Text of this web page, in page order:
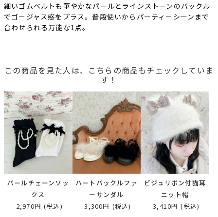
細いゴムベルトも華やかなパールとラインストーンのバックル
でゴージャス感をプラス。普段使いからパーティーシーンまで
合わせられる万能な1点。
この商品を見た人は、こちらの商品もチェックしていま
す！
パールチェーンソッ
クス
2,970円 (税込)
ハートバックルファ
ーサンダル
3,300円 (税込)
ビジュリボン付猫耳
ニット帽
3,410円 (税込)